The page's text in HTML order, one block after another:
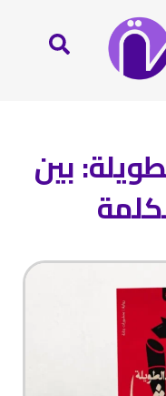
بين